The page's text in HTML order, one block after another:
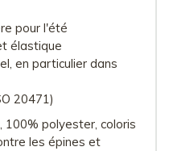
pour l'été
élastique
en particulier dans
20471)
100% polyester, coloris
les épines et